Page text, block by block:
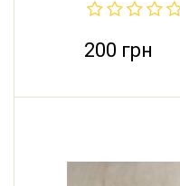
200 грн